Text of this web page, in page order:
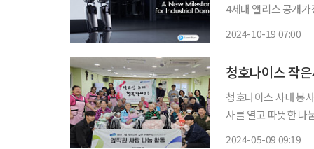
4세대 앨리스 공개가장 앞선 美…자
2024-10-19 07:00
청호나이스 작
청호나이스 사내 봉
사를 열고 따뜻한 나눔을 실천했다고 9
2024-05-09 09:19